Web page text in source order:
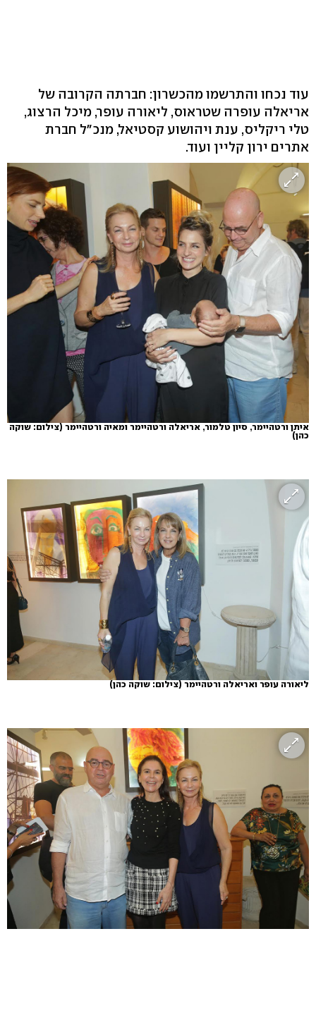
עוד נכחו והתרשמו מהכשרון: חברתה הקרובה של
אריאלה עופרה שטראוס, ליאורה עופר, מיכל הרצוג,
טלי ריקליס, ענת ויהושוע קסטיאל, מנכ"ל חברת
אתרים ירון קליין ועוד.
איתן ורטהיימר, סיון טלמור, אריאלה ורטהיימר ומאיה ורטהיימר(צילום: שוקה
כהן)
ליאורה עופר ואריאלה ורטהיימר (צילום: שוקה כהן)